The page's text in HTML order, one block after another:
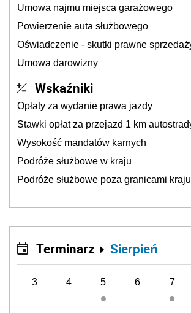
Umowa najmu miejsca garażowego
Powierzenie auta służbowego
Oświadczenie - skutki prawne
Umowa darowizny
Wskaźniki
Opłaty za wydanie prawa jazdy
Stawki opłat za przejazd 1 km
Wysokość mandatów karnych
Podróże służbowe w kraju
Podróże służbowe poza granicami kraju
Terminarz Sierpień
3 4 5 6 7